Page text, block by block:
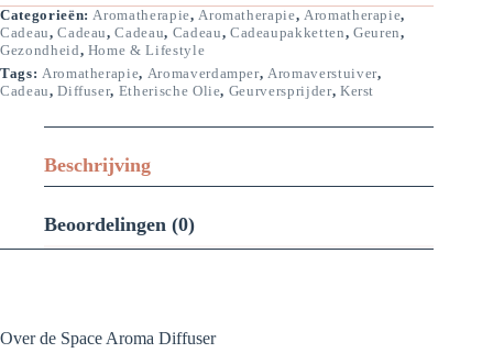
Categorieën: Aromatherapie, Aromatherapie, Aromatherapie,
Cadeau,Cadeau,Cadeau, Cadeau, Cadeaupakketten, Geuren,
Gezondheid, Home & Lifestyle
Tags: Aromatherapie, Aromaverdamper, Aromaverstuiver,
Cadeau,Diffuser, Etherische Olie, Geurversprijder, Kerst
Beschrijving
Beoordelingen (0)
Over de Space Aroma Diffuser